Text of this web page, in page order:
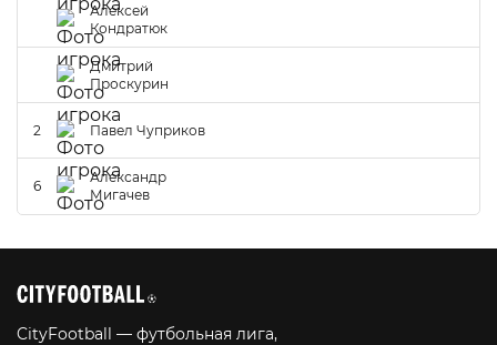
Алексей
Кондратюк
Дмитрий
Проскурин
2 Павел Чуприков
6
Александр
Мигачев
CityFootball — футбольная лига,